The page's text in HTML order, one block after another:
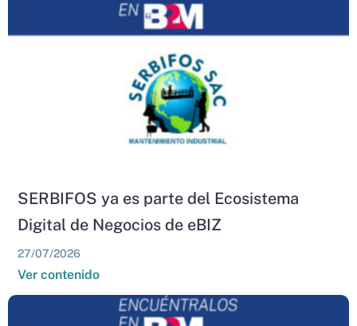
SERBIFOS ya es parte del Ecosistema
Digital de Negocios de eBIZ
27/07/2026
Ver contenido